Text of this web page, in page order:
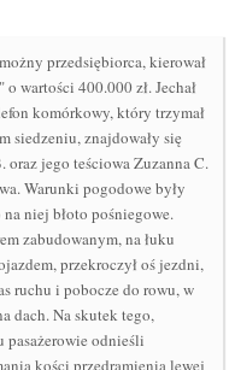
przedsiębiorca, kierował
wartości 400.000 zł. Jechał
komórkowy, który trzymał
siedzeniu, znajdowały się
oraz jego teściowa Zuzanna C.
Warunki pogodowe były
niej błoto pośniegowe.
zabudowanym, na łuku
przekroczył oś jezdni,
ruchu i pobocze do rowu, w
dach. Na skutek tego,
odnieśli
kości przedramienia lewej